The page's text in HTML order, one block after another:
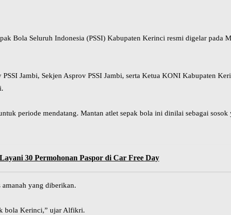
Bola Seluruh Indonesia (PSSI) Kabupaten Kerinci resmi digelar pada
Jambi, Sekjen Asprov PSSI Jambi, serta Ketua KONI Kabupaten
periode mendatang. Mantan atlet sepak bola ini dinilai sebagai
30 Permohonan Paspor di Car Free Day
yang diberikan.
bola Kerinci,” ujar Alfikri.